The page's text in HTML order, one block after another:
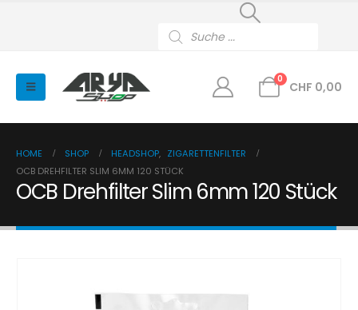
search
0
CHF 0,00
HOME SHOP HEADSHOP, ZIGARETTENFILTER
OCB DREHFILTER SLIM 6MM 120 STÜCK
OCB Drehfilter Slim 6mm 120 Stück